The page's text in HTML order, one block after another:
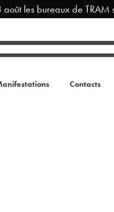
les bureaux de TRAM
Contacts